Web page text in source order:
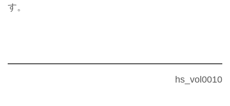
す。
hs_vol0010